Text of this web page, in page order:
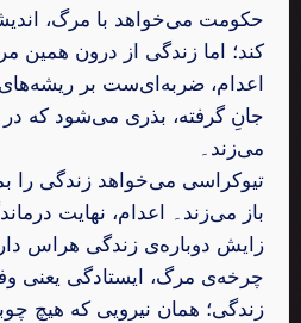
حکومت می‌خواهد با مرگ،
کند؛ اما زندگی از درون همین
اعدام، ضربه‌ای‌ست بر
جانِ گرفته، بذری می‌شود که
می‌زند۔
تیو‌کراسی می‌خواهد زندگی را
باز می‌زند۔ اعدام، نهایت
زایش دوباره‌ی زندگی هراس
چرخه‌ی مرگ، ایستادگی یعنی
زندگی؛ همان نیرویی که هیچ